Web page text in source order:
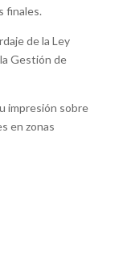
finales.
de la Ley
Gestión de
impresión sobre
en zonas